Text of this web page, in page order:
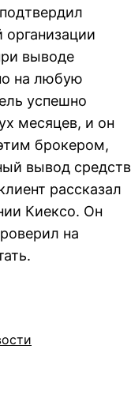
выводе
на любую
успешно
месяцев, и он
брокером,
вывод средств
рассказал
Киексо. Он
на